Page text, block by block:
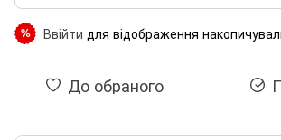
% Ввійти для відображення
До обраного